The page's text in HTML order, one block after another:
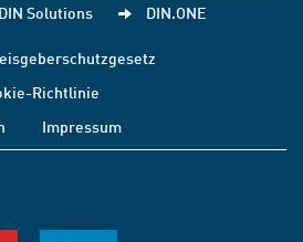
DIN Solutions DIN.ONE
Richtlinie
Impressum